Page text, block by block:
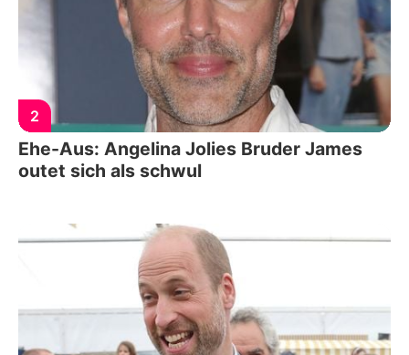
2
Ehe-Aus: Angelina Jolies Bruder James
outet sich als schwul